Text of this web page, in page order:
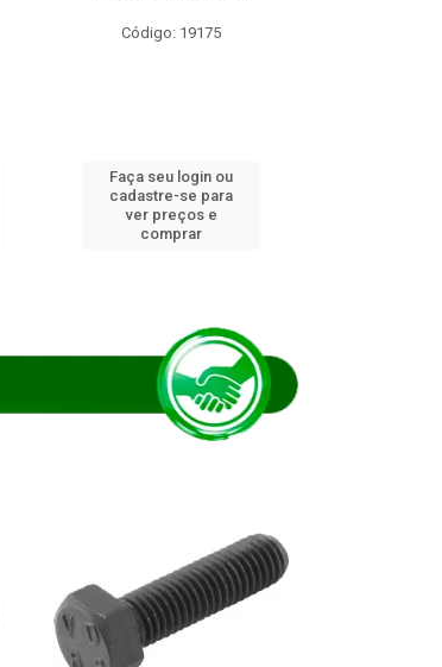
Código: 19175
Faça seu login ou
cadastre-se para
ver preços e
comprar